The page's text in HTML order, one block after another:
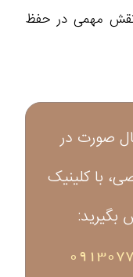
مهمی در حفظ
صورت در
با کلینیک
بگیرید: